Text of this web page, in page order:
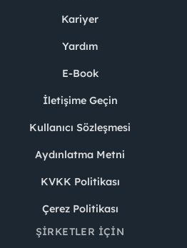
Kariyer
Yardım
E-Book
İletişime Geçin
Kullanıcı Sözleşmesi
Aydınlatma Metni
KVKK Politikası
Çerez Politikası
ŞIRKETLER İÇIN